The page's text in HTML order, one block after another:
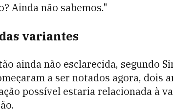
Ainda não sabemos."
variantes
ainda não esclarecida, segundo
a ser notados agora, dois
possível estaria relacionada à